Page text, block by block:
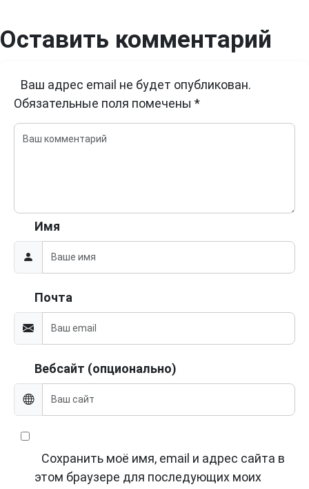
Оставить комментарий
Ваш адрес email не будет опубликован.
Обязательные поля помечены *
Имя
Почта
Вебсайт (опционально)
Сохранить моё имя, email и адрес сайта в
этом браузере для последующих моих